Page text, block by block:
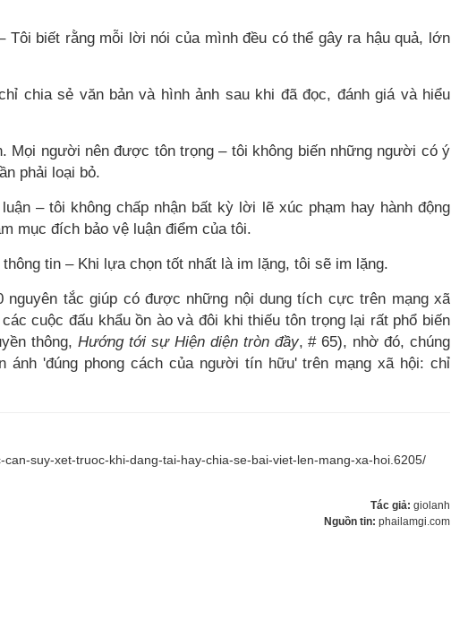
Tôi biết rằng mỗi lời nói của mình đều có thể gây ra hậu quả, lớn
chia sẻ văn bản và hình ảnh sau khi đã đọc, đánh giá và hiểu
Mọi người nên được tôn trọng – tôi không biến những người có ý
phải loại bỏ.​
– tôi không chấp nhận bất kỳ lời lẽ xúc phạm hay hành động
mục đích bảo vệ luận điểm của tôi.​
tin – Khi lựa chọn tốt nhất là im lặng, tôi sẽ im lặng.​
nguyên tắc giúp có được những nội dung tích cực trên mạng xã
cuộc đấu khẩu ồn ào và đôi khi thiếu tôn trọng lại rất phổ biến
thông,Hướng tới sự Hiện diện tròn đầy, # 65), nhờ đó, chúng
ánh 'đúng phong cách của người tín hữu' trên mạng xã hội: chỉ
suy-xet-truoc-khi-dang-tai-hay-chia-se-bai-viet-len-mang-xa-hoi.6205/
Tác giả: giolanh
Nguồn tin: phailamgi.com